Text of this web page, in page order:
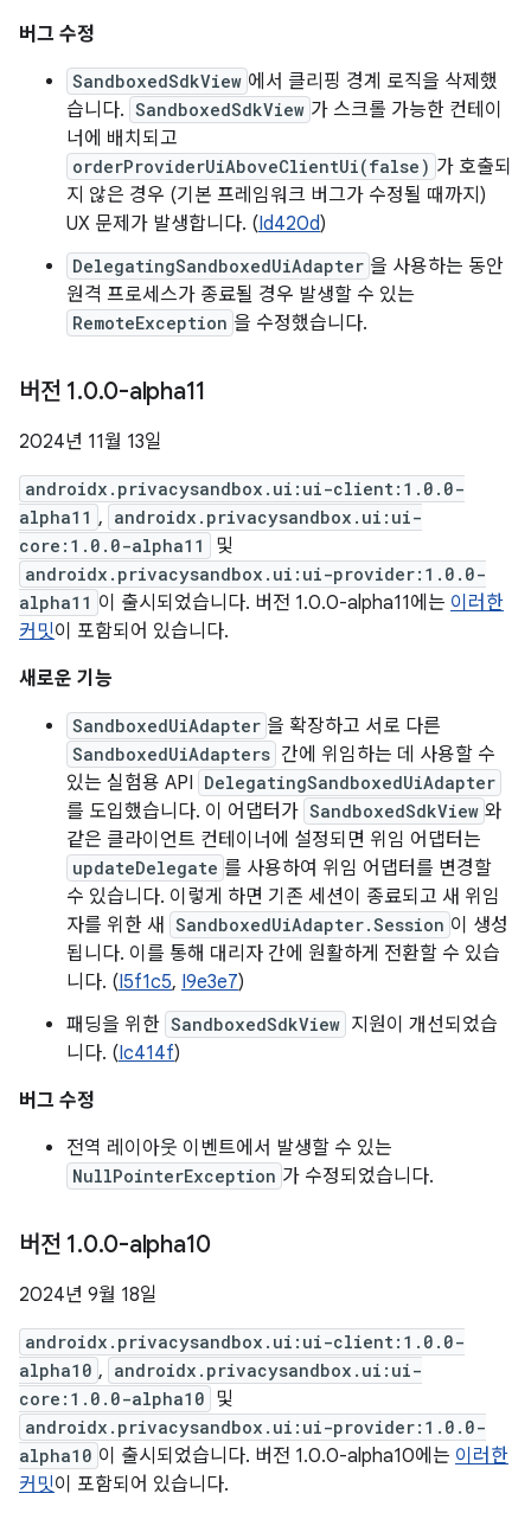
버그 수정
SandboxedSdkView 에서 클리핑 경계 로직을 삭제했
습니다. SandboxedSdkView 가 스크롤 가능한 컨테이
너에 배치되고
orderProviderUiAboveClientUi(false) 가 호출되
지 않은 경우 (기본 프레임워크 버그가 수정될 때까지)
UX 문제가 발생합니다. (Id420d)
DelegatingSandboxedUiAdapter 을 사용하는 동안
원격 프로세스가 종료될 경우 발생할 수 있는
RemoteException 을 수정했습니다.
버전 1.0.0-alpha11
2024년 11월 13일
androidx.privacysandbox.ui:ui-client:1.0.0-
alpha11 , androidx.privacysandbox.ui:ui-
core:1.0.0-alpha11
및
androidx.privacysandbox.ui:ui-provider:1.0.0-
alpha11 이 출시되었습니다. 버전 1.0.0-alpha11에는 이러한
커밋이 포함되어 있습니다.
새로운 기능
SandboxedUiAdapter 을 확장하고 서로 다른
SandboxedUiAdapters 간에 위임하는 데 사용할 수
있는 실험용 API DelegatingSandboxedUiAdapter
를 도입했습니다. 이 어댑터가 SandboxedSdkView 와
같은 클라이언트 컨테이너에 설정되면 위임 어댑터는
updateDelegate 를 사용하여 위임 어댑터를 변경할
수 있습니다. 이렇게 하면 기존 세션이 종료되고 새 위임
자를 위한 새
SandboxedUiAdapter.Session 이 생성
됩니다. 이를 통해 대리자 간에 원활하게 전환할 수 있습
니다. (I5f1c5, I9e3e7)
패딩을 위한 SandboxedSdkView 지원이 개선되었습
니다. (Ic414f)
버그 수정
전역 레이아웃 이벤트에서 발생할 수 있는
NullPointerException 가 수정되었습니다.
버전 1.0.0-alpha10
2024년 9월 18일
androidx.privacysandbox.ui:ui-client:1.0.0-
alpha10 , androidx.privacysandbox.ui:ui-
core:1.0.0-alpha10 및
androidx.privacysandbox.ui:ui-provider:1.0.0-
alpha10 이 출시되었습니다. 버전 1.0.0-alpha10에는 이러한
커밋이 포함되어 있습니다.